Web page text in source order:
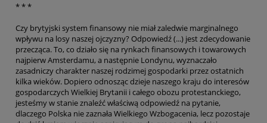
* * *
Czy brytyjski system finansowy nie miał zaledwie marginalnego
wpływu na losy naszej ojczyzny? Odpowiedź (...) jest zdecydowanie
przecząca. To, co działo się na rynkach finansowych i towarowych
najpierw Amsterdamu, a następnie Londynu, wyznaczało
zasadniczy charakter naszej rodzimej gospodarki przez ostatnich
kilka wieków. Dopiero odnosząc dzieje naszego kraju do interesów
gospodarczych Wielkiej Brytanii i całego obozu protestanckiego,
jesteśmy w stanie znaleźć właściwą odpowiedź na pytanie,
dlaczego Polska nie zaznała Wielkiego Wzbogacenia, lecz pozostaje